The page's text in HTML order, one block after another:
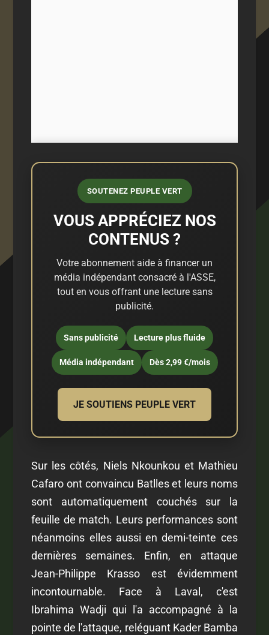
SOUTENEZ PEUPLE VERT
VOUS APPRÉCIEZ NOS
CONTENUS ?
Votre abonnement aide à financer un
média indépendant consacré à l'ASSE,
tout en vous offrant une lecture sans
publicité.
Sans publicité Lecture plus fluide
Média indépendant Dès 2,99 €/mois
JE SOUTIENS PEUPLE VERT
Sur les côtés, Niels Nkounkou et Mathieu
Cafaro ont convaincu Batlles et leurs noms
sont automatiquement couchés sur la
feuille de match. Leurs performances sont
néanmoins elles aussi en demi-teinte ces
dernières semaines. Enfin, en attaque
Jean-Philippe Krasso est évidemment
incontournable. Face à Laval, c'est
Ibrahima Wadji qui l'a accompagné à la
pointe de l'attaque, reléguant Kader Bamba